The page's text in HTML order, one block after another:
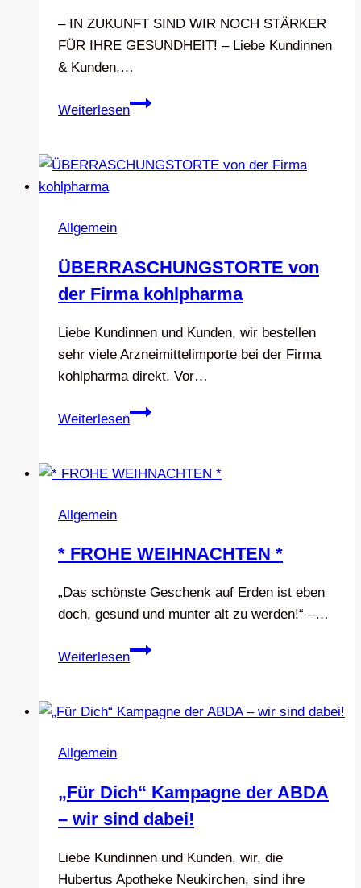
– IN ZUKUNFT SIND WIR NOCH STÄRKER
FÜR IHRE GESUNDHEIT! – Liebe Kundinnen
& Kunden,…
Weiterlesen
APOTHEKENÜBERNAHME
Allgemein
ÜBERRASCHUNGSTORTE von
der Firma kohlpharma
Liebe Kundinnen und Kunden, wir bestellen
sehr viele Arzneimittelimporte bei der Firma
kohlpharma direkt. Vor…
Weiterlesen
ÜBERRASCHUNGSTORTE
Firma
Allgemein
* FROHE WEIHNACHTEN *
„Das schönste Geschenk auf Erden ist eben
doch, gesund und munter alt zu werden!“ –…
Weiterlesen
*
*
Allgemein
„Für Dich“ Kampagne der ABDA
– wir sind dabei!
Liebe Kundinnen und Kunden, wir, die
Hubertus Apotheke Neukirchen, sind ihre